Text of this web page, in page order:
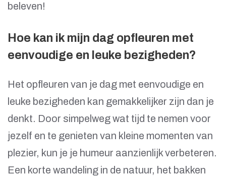
beleven!
Hoe kan ik mijn dag opfleuren met
eenvoudige en leuke bezigheden?
Het opfleuren van je dag met eenvoudige en
leuke bezigheden kan gemakkelijker zijn dan je
denkt. Door simpelweg wat tijd te nemen voor
jezelf en te genieten van kleine momenten van
plezier, kun je je humeur aanzienlijk verbeteren.
Een korte wandeling in de natuur, het bakken